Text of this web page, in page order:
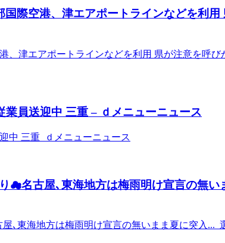
際空港、津エアポートラインなどを利用
、津エアポートラインなどを利用 県が注意を呼び
員送迎中 三重 – ｄメニューニュース
中 三重 ｄメニューニュース
☁名古屋､東海地方は梅雨明け宣言の無
､東海地方は梅雨明け宣言の無いまま夏に突入...